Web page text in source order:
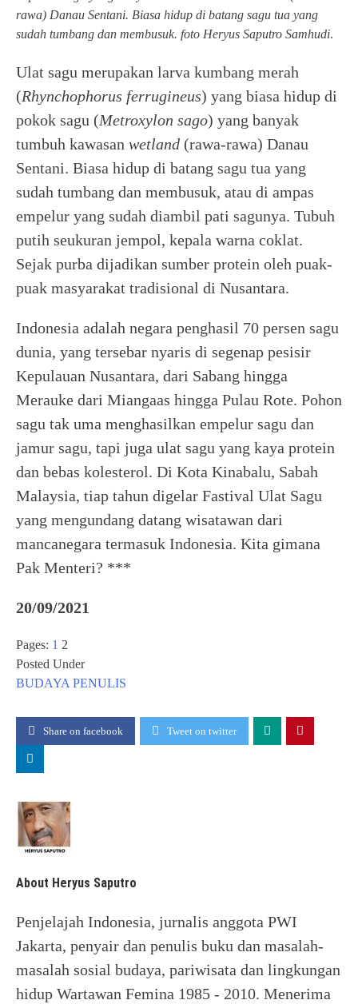
rawa) Danau Sentani. Biasa hidup di batang sagu tua yang
sudah tumbang dan membusuk. foto Heryus Saputro Samhudi.
Ulat sagu merupakan larva kumbang merah
(Rhynchophorus ferrugineus) yang biasa hidup di
pokok sagu (Metroxylon sago) yang banyak
tumbuh kawasan wetland (rawa-rawa) Danau
Sentani. Biasa hidup di batang sagu tua yang
sudah tumbang dan membusuk, atau di ampas
empelur yang sudah diambil pati sagunya. Tubuh
putih seukuran jempol, kepala warna coklat.
Sejak purba dijadikan sumber protein oleh puak-
puak masyarakat tradisional di Nusantara.
Indonesia adalah negara penghasil 70 persen sagu
dunia, yang tersebar nyaris di segenap pesisir
Kepulauan Nusantara, dari Sabang hingga
Merauke dari Miangaas hingga Pulau Rote. Pohon
sagu tak uma menghasilkan empelur sagu dan
jamur sagu, tapi juga ulat sagu yang kaya protein
dan bebas kolesterol. Di Kota Kinabalu, Sabah
Malaysia, tiap tahun digelar Fastival Ulat Sagu
yang mengundang datang wisatawan dari
mancanegara termasuk Indonesia. Kita gimana
Pak Menteri? ***
20/09/2021
Pages: 1 2
Posted Under
BUDAYA PENULIS
Share on facebook Tweet on twitter
About Heryus Saputro
Penjelajah Indonesia, jurnalis anggota PWI
Jakarta, penyair dan penulis buku dan masalah-
masalah sosial budaya, pariwisata dan lingkungan
hidup Wartawan Femina 1985 - 2010. Menerima